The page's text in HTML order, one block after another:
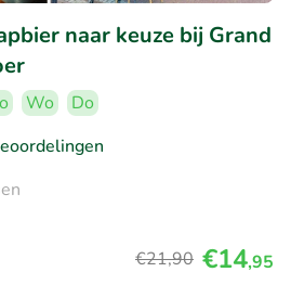
naar keuze bij Grand
Wo
Do
€21,90 €14,95